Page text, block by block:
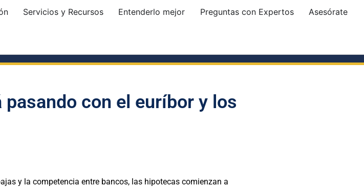
Servicios y Recursos Entenderlo mejor Preguntas con Expertos Asesórate
con el euríbor y los
y la competencia entre bancos, las hipotecas comienzan a